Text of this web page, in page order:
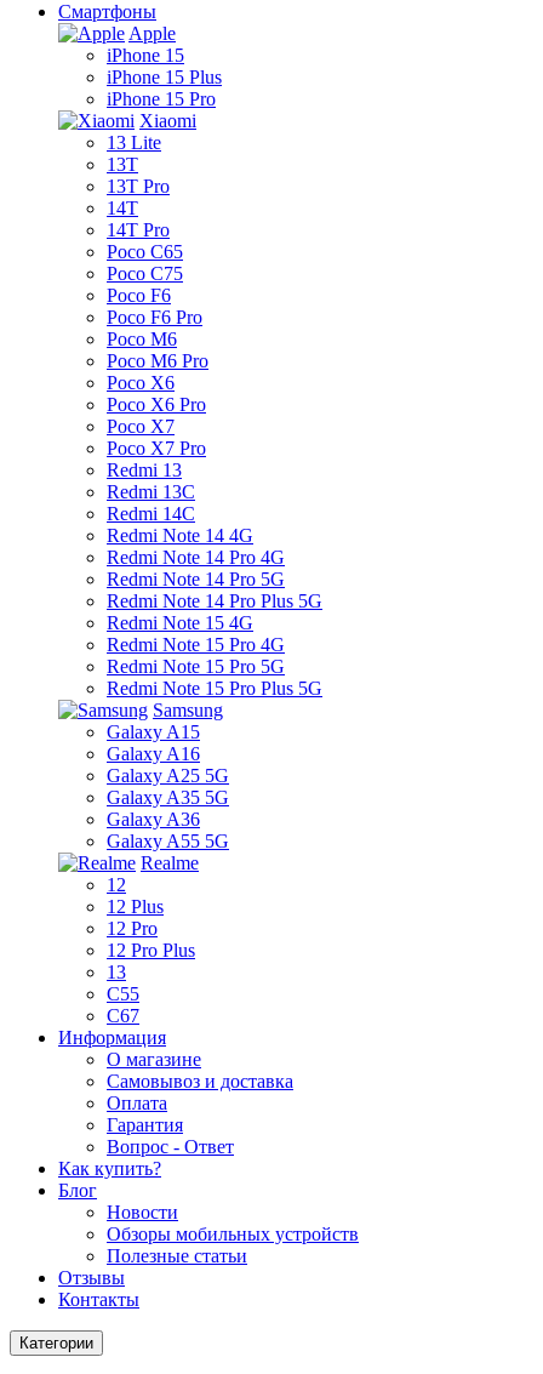
Смартфоны
Apple
iPhone 15
iPhone 15 Plus
iPhone 15 Pro
Xiaomi
13 Lite
13T
13T Pro
14T
14T Pro
Poco C65
Poco C75
Poco F6
Poco F6 Pro
Poco M6
Poco M6 Pro
Poco X6
Poco X6 Pro
Poco X7
Poco X7 Pro
Redmi 13
Redmi 13C
Redmi 14C
Redmi Note 14 4G
Redmi Note 14 Pro 4G
Redmi Note 14 Pro 5G
Redmi Note 14 Pro Plus 5G
Redmi Note 15 4G
Redmi Note 15 Pro 4G
Redmi Note 15 Pro 5G
Redmi Note 15 Pro Plus 5G
Samsung
Galaxy A15
Galaxy A16
Galaxy A25 5G
Galaxy A35 5G
Galaxy A36
Galaxy A55 5G
Realme
12
12 Plus
12 Pro
12 Pro Plus
13
C55
C67
Информация
О магазине
Самовывоз и доставка
Оплата
Гарантия
Вопрос - Ответ
Как купить?
Блог
Новости
Обзоры мобильных устройств
Полезные статьи
Отзывы
Контакты
Категории